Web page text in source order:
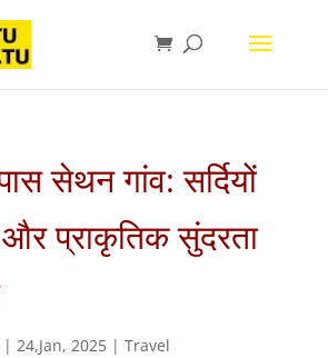
सेथन गांव: सर्दियों
प्राकृतिक सुंदरता
| 24,Jan, 2025| Travel